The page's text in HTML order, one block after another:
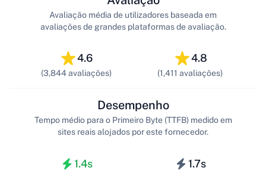
4.6
(3,844 avaliações)
Avaliação média de utilizadores baseada em
avaliações de grandes plataformas de avaliação.
4.8
(1,411 avaliações)
1.4s
Desempenho
Tempo médio para o Primeiro Byte (TTFB) medido em
sites reais alojados por este fornecedor.
1.7s